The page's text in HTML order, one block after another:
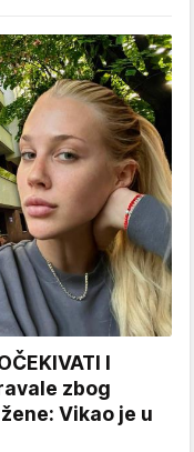
I
zbog
Vikao je u